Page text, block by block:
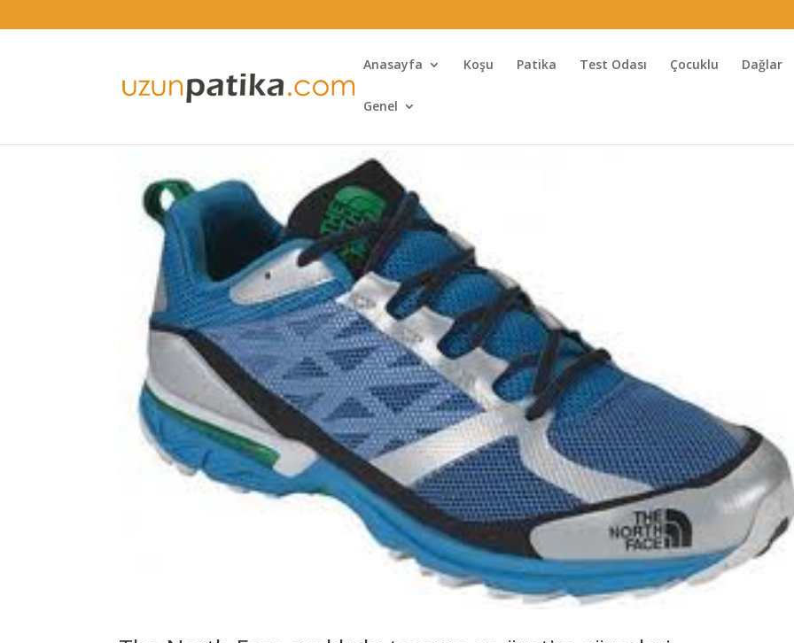
Anasayfa Koşu Patika Test Odası Çocuklu Dağlar
Genel